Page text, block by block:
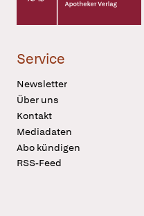
Service
Newsletter
Über uns
Kontakt
Mediadaten
Abo kündigen
RSS-Feed